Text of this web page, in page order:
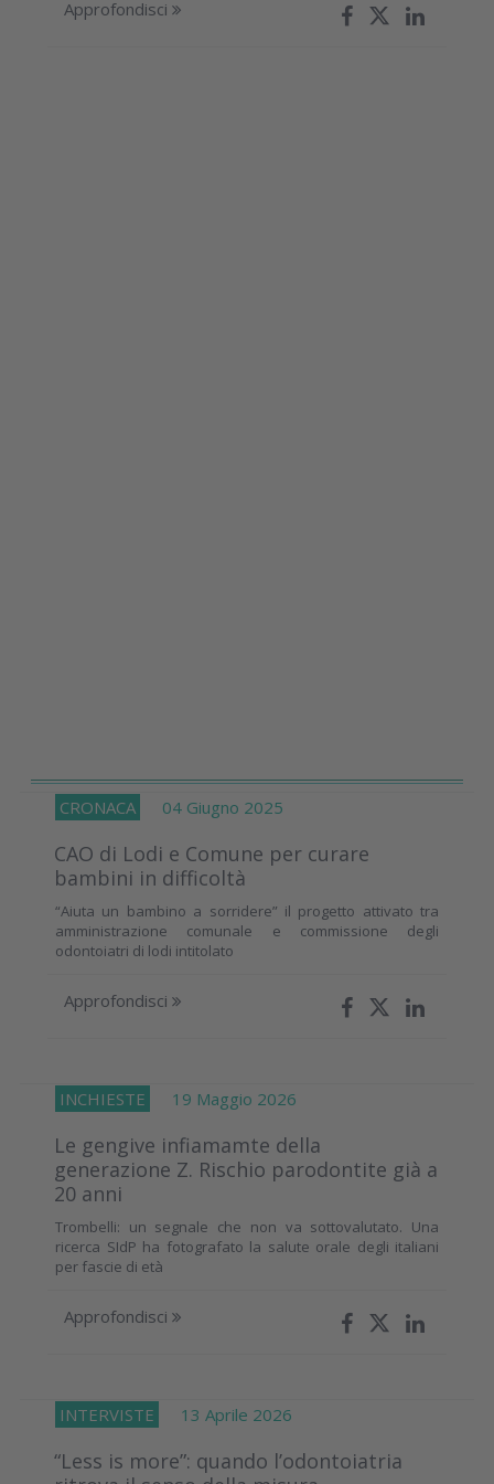
Approfondisci
CRONACA 04 Giugno 2025
CAO di Lodi e Comune per curare
bambini in difficoltà
“Aiuta un bambino a sorridere” il progetto attivato tra
amministrazione comunale e commissione degli
odontoiatri di lodi intitolato
Approfondisci
INCHIESTE 19 Maggio 2026
Le gengive infiamamte della
generazione Z. Rischio parodontite già a
20 anni
Trombelli: un segnale che non va sottovalutato. Una
ricerca SIdP ha fotografato la salute orale degli italiani
per fascie di età
Approfondisci
INTERVISTE 13 Aprile 2026
“Less is more”: quando l’odontoiatria